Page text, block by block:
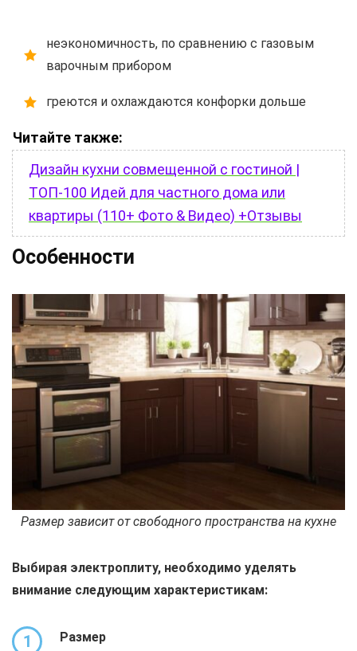
неэкономичность, по сравнению с газовым
варочным прибором
греются и охлаждаются конфорки дольше
Читайте также:
Дизайн кухни совмещенной с гостиной |
ТОП-100 Идей для частного дома или
квартиры (110+ Фото & Видео) +Отзывы
Особенности
Размер зависит от свободного пространства на кухне
Выбирая электроплиту, необходимо уделять
внимание следующим характеристикам:
1 Размер